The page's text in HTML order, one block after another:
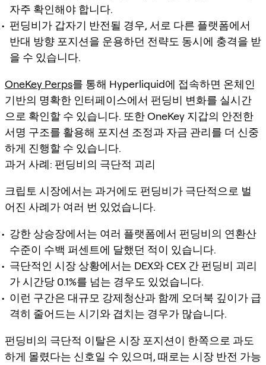
자주 확인해야 합니다.
펀딩비가 갑자기 반전될 경우, 서로 다른 플랫폼에서
반대 방향 포지션을 운용하던 전략도 동시에 충격을 받
을 수 있습니다.
OneKey Perps를 통해 Hyperliquid에 접속하면 온체인
기반의 명확한 인터페이스에서 펀딩비 변화를 실시간
으로 확인할 수 있습니다. 또한 OneKey 지갑의 안전한
서명 구조를 활용해 포지션 조정과 자금 관리를 더 신중
하게 진행할 수 있습니다.
과거 사례: 펀딩비의 극단적 괴리
크립토 시장에서는 과거에도 펀딩비가 극단적으로 벌
어진 사례가 여러 번 있었습니다.
강한 상승장에서는 여러 플랫폼에서 펀딩비의 연환산
수준이 수백 퍼센트에 달했던 적이 있습니다.
극단적인 시장 상황에서는 DEX와 CEX 간 펀딩비 괴리
가 시간당 0.1%를 넘는 경우도 있었습니다.
이런 구간은 대규모 강제청산과 함께 오더북 깊이가 급
격히 줄어드는 시기와 겹치는 경우가 많습니다.
펀딩비의 극단적 이탈은 시장 포지션이 한쪽으로 과도
하게 몰렸다는 신호일 수 있으며, 때로는 시장 반전 가능